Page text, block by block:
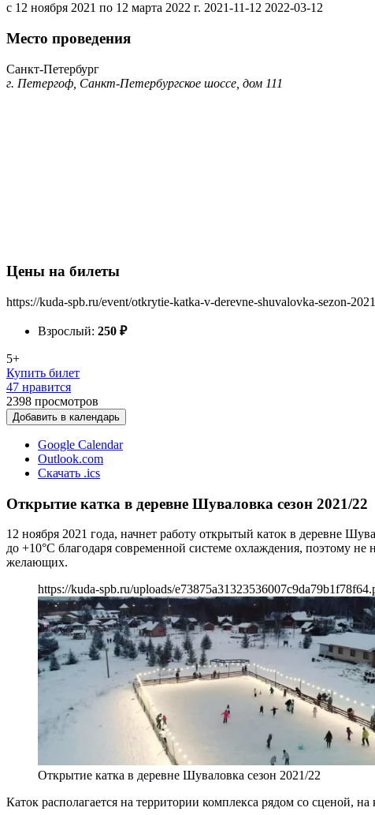
с 12 ноября 2021 по 12 марта 2022 г. 2021-11-12 2022-03-12
Место проведения
Санкт-Петербург
г. Петергоф, Санкт-Петербургское шоссе, дом 111
Цены на билеты
https://kuda-spb.ru/event/otkrytie-katka-v-derevne-shuvalovka-sezon-
Взрослый: 250 ₽
5+
Купить билет
47 нравится
2398 просмотров
Добавить в календарь
Google Calendar
Outlook.com
Скачать .ics
Открытие катка в деревне Шуваловка сезон 2021/22
12 ноября 2021 года, начнет работу открытый каток в деревне
до +10°C благодаря современной системе охлаждения, поэтому
желающих.
https://kuda-spb.ru/uploads/
Открытие катка в деревне Шуваловка сезон 2021/22
Каток располагается на территории комплекса рядом со сценой,